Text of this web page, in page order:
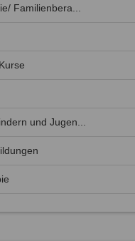
Familienbera...
und Jugen...